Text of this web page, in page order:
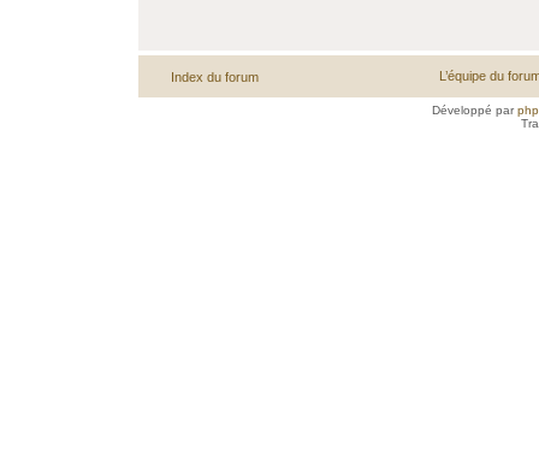
Index du forum L’équipe du
Développé par